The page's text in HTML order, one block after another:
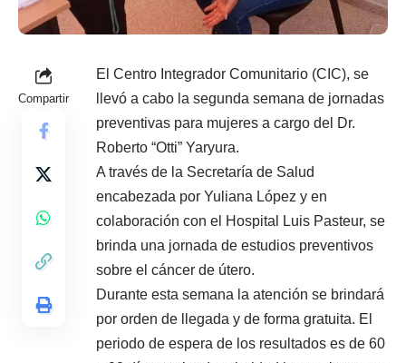
Compartir
El Centro Integrador Comunitario (CIC), se
llevó a cabo la segunda semana de jornadas
preventivas para mujeres a cargo del Dr.
Roberto “Otti” Yaryura.
A través de la Secretaría de Salud
encabezada por Yuliana López y en
colaboración con el Hospital Luis Pasteur, se
brinda una jornada de estudios preventivos
sobre el cáncer de útero.
Durante esta semana la atención se brindará
por orden de llegada y de forma gratuita. El
periodo de espera de los resultados es de 60